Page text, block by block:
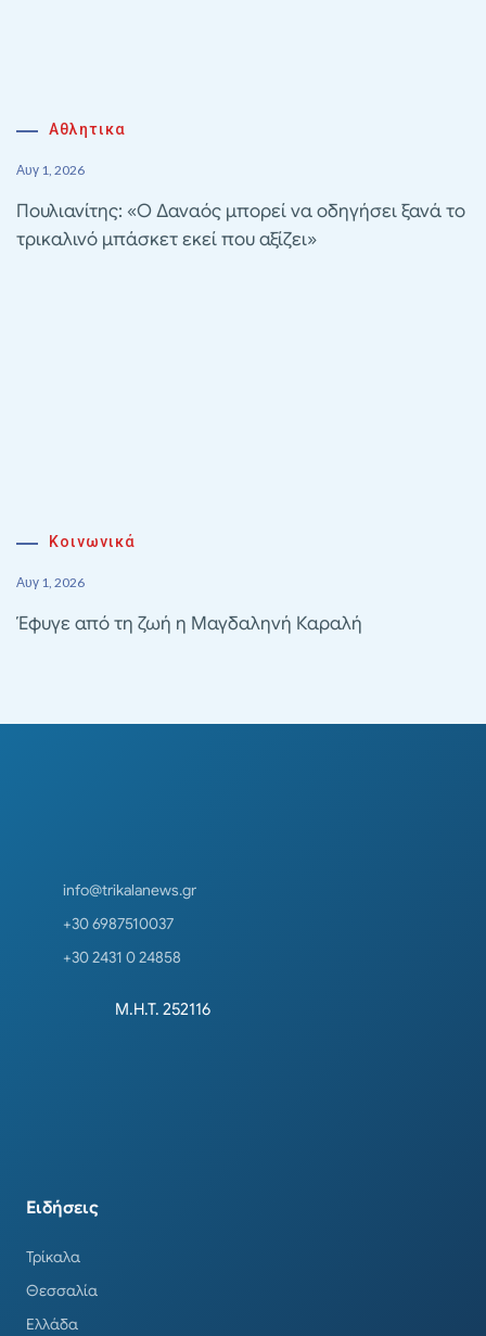
Αθλητικα
Αυγ 1, 2026
Πουλιανίτης: «Ο Δαναός μπορεί να οδηγήσει ξανά το
τρικαλινό μπάσκετ εκεί που αξίζει»
Κοινωνικά
Αυγ 1, 2026
Έφυγε από τη ζωή η Μαγδαληνή Καραλή
info@trikalanews.gr
+30 6987510037
+30 2431 0 24858
Μ.Η.Τ. 252116
Ειδήσεις
Τρίκαλα
Θεσσαλία
Ελλάδα